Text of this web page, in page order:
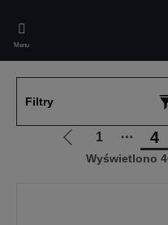
main
content
Menu
Filtry
Przejdź
1 ⋯ 4
Wyświetlono